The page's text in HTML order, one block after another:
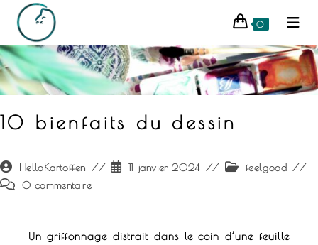
0
10 bienfaits du dessin
HelloKartoffen 11 janvier 2024
feelgood
0 commentaire
Un griffonnage distrait dans le coin d’une feuille